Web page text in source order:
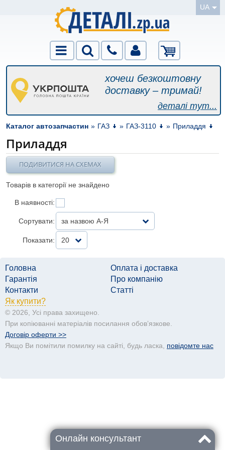
UA
хочеш безкоштовну
доставку – тримай!
деталі тут...
Каталог автозапчастин » ГАЗ » ГАЗ-3110 » Приладдя
Приладдя
ПОДИВИТИСЯ НА СХЕМАХ
Товарів в категорії не знайдено
В наявності:
Сортувати: за назвою А-Я
Показати: 20
Головна
Оплата і доставка
Гарантія
Про компанію
Контакти
Статті
Як купити?
© 2026, Усі права захищено.
При копіюванні матеріалів посилання обовʼязкове.
Договір оферти >>
Якщо Ви помітили помилку на сайті, будь ласка, повідомте нас
Онлайн консультант